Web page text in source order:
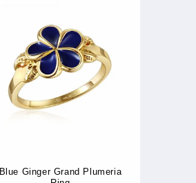
Blue Ginger Grand Plumeria